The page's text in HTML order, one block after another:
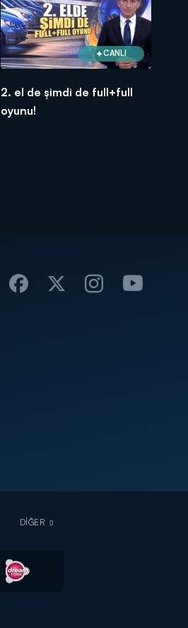
CANLI
2. el de şimdi de full+full
oyunu!
DİĞER